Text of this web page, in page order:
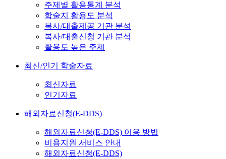
주제별 활용통계 분석
학술지 활용도 분석
복사/대출제공 기관 분석
복사/대출신청 기관 분석
활용도 높은 주제
최신/인기 학술자료
최신자료
인기자료
해외자료신청(E-DDS)
해외자료신청(E-DDS) 이용 방법
비용지원 서비스 안내
해외자료신청(E-DDS)